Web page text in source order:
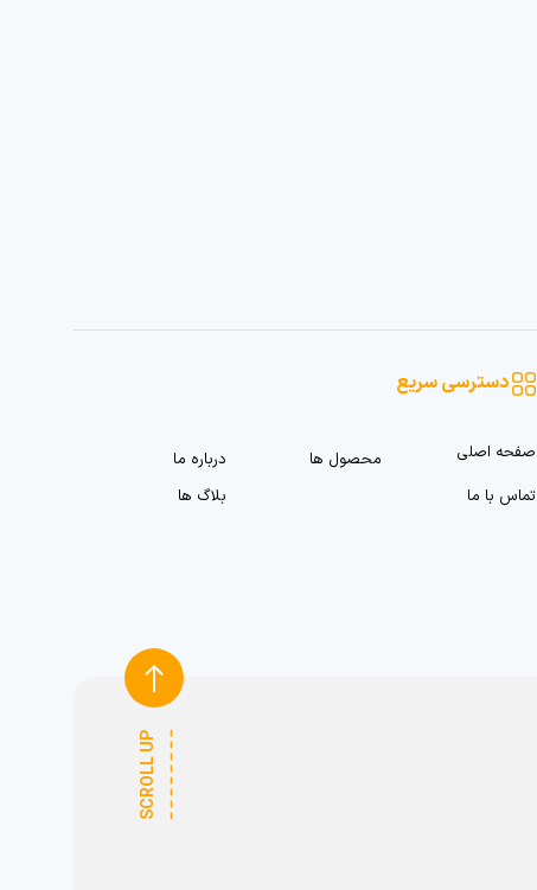
دسترسی سریع
صفحه اصلی محصول ها
درباره ما
تماس با ما
بلاگ ها
SCROLL UP